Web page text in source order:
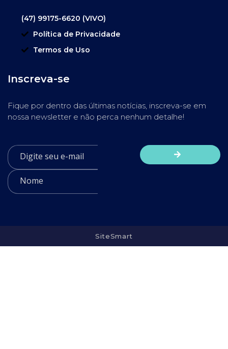
(47) 99175-6620 (VIVO)
Política de Privacidade
Termos de Uso
Inscreva-se
Fique por dentro das últimas notícias, inscreva-se em
nossa newsletter e não perca nenhum detalhe!
SiteSmart